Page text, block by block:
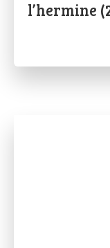
l’hermine